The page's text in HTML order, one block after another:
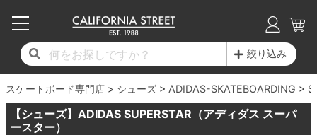
絞り込み
スケートボード専門店 シューズ ADIDAS-SKATEBOARDING
【シューズ】ADIDAS SUPERSTAR（アディダス スーパ
ースター）
17時までのご注文は当日発送！
11,000円以上で送料無料！
毎月1日はポイント5倍！10日と20日は3倍！
コンプリートセット（完成品）
17時までのご注文は当日発送！
11,000円以上で送料無料！
毎月1日はポイント5倍！10日と20日は3倍！
デッキ新着一覧
子供用デッキ
7.0inch以下
7.2inch
17時までのご注文は当日発送！
11,000円以上で送料無料！
毎月1日はポイント5倍！10日と20日は3倍！
トラック新着一覧
7.0inch以下
7.2inch
7.3inch
17時までのご注文は当日発送！
11,000円以上で送料無料！
毎月1日はポイント5倍！10日と20日は3倍！
ウィール新着一覧
50mm
51mm
52mm
17時までのご注文は当日発送！
11,000円以上で送料無料！
毎月1日はポイント5倍！10日と20日は3倍！
シューズ新着一覧
20cm
21cm
22cm
17時までのご注文は当日発送！
11,000円以上で送料無料！
毎月1日はポイント5倍！10日と20日は3倍！
Tシャツ
17時までのご注文は当日発送！
11,000円以上で送料無料！
毎月1日はポイント5倍！10日と20日は3倍！
最新ブログ一覧
17時までのご注文は当日発送！
11,000円以上で送料無料！
毎月1日はポイント5倍！10日と20日は3倍！
初心者の方へ
17時までのご注文は当日発送！
11,000円以上で送料無料！
毎月1日はポイント5倍！10日と20日は3倍！
店舗情報